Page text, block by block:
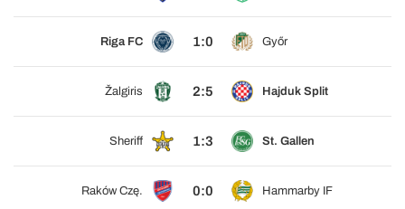
Riga FC 1:0 Győr
Žalgiris 2:5 Hajduk Split
Sheriff 1:3 St. Gallen
Raków Czę. 0:0 Hammarby IF